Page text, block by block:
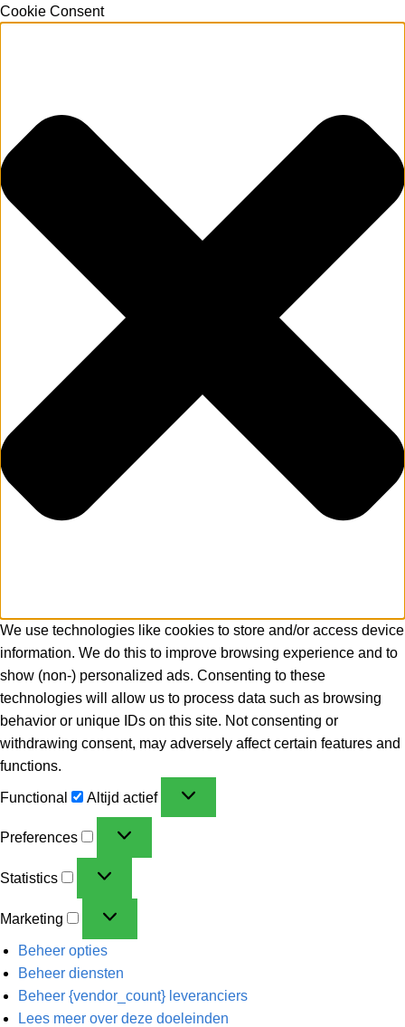
Cookie Consent
We use technologies like cookies to store and/or access device
information. We do this to improve browsing experience and to
show (non-) personalized ads. Consenting to these
technologies will allow us to process data such as browsing
behavior or unique IDs on this site. Not consenting or
withdrawing consent, may adversely affect certain features and
functions.
Functional Altijd actief
Preferences
Statistics
Marketing
Beheer opties
Beheer diensten
Beheer {vendor_count} leveranciers
Lees meer over deze doeleinden